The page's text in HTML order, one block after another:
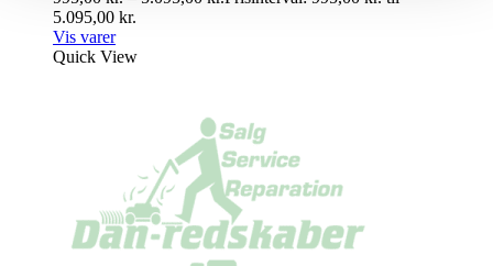
5.095,00 kr.
Vis varer
Quick View